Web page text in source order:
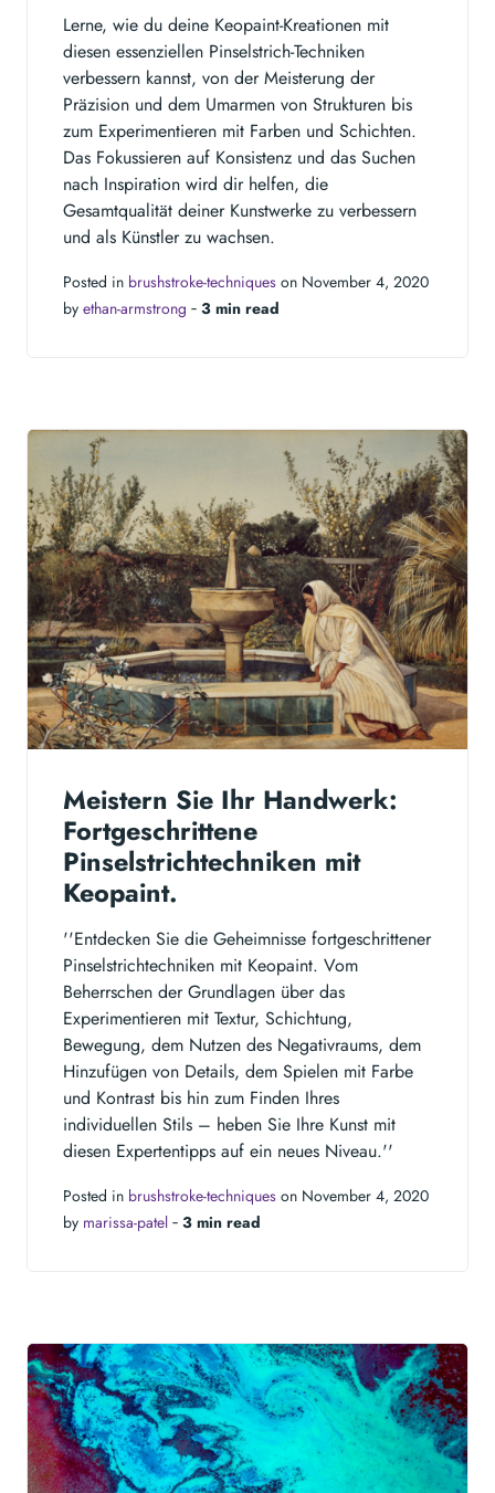
Lerne, wie du deine Keopaint-Kreationen mit
diesen essenziellen Pinselstrich-Techniken
verbessern kannst, von der Meisterung der
Präzision und dem Umarmen von Strukturen bis
zum Experimentieren mit Farben und Schichten.
Das Fokussieren auf Konsistenz und das Suchen
nach Inspiration wird dir helfen, die
Gesamtqualität deiner Kunstwerke zu verbessern
und als Künstler zu wachsen.
Posted in brushstroke-techniques on November 4, 2020
by ethan-armstrong ‐ 3 min read
Meistern Sie Ihr Handwerk:
Fortgeschrittene
Pinselstrichtechniken mit
Keopaint.
''Entdecken Sie die Geheimnisse fortgeschrittener
Pinselstrichtechniken mit Keopaint. Vom
Beherrschen der Grundlagen über das
Experimentieren mit Textur, Schichtung,
Bewegung, dem Nutzen des Negativraums, dem
Hinzufügen von Details, dem Spielen mit Farbe
und Kontrast bis hin zum Finden Ihres
individuellen Stils – heben Sie Ihre Kunst mit
diesen Expertentipps auf ein neues Niveau.''
Posted in brushstroke-techniques on November 4, 2020
by marissa-patel ‐ 3 min read